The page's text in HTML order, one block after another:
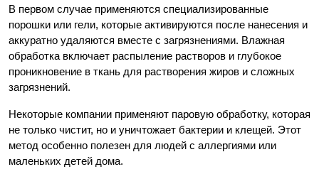
В первом случае применяются специализированные
порошки или гели, которые активируются после нанесения и
аккуратно удаляются вместе с загрязнениями. Влажная
обработка включает распыление растворов и глубокое
проникновение в ткань для растворения жиров и сложных
загрязнений.
Некоторые компании применяют паровую обработку, которая
не только чистит, но и уничтожает бактерии и клещей. Этот
метод особенно полезен для людей с аллергиями или
маленьких детей дома.